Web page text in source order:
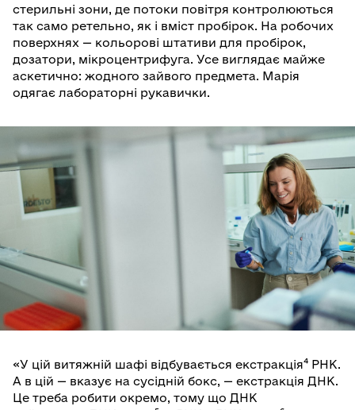
стерильні зони, де потоки повітря контролюються
так само ретельно, як і вміст пробірок. На робочих
поверхнях — кольорові штативи для пробірок,
дозатори, мікроцентрифуга. Усе виглядає майже
аскетично: жодного зайвого предмета. Марія
одягає лабораторні рукавички.
«У цій витяжній шафі відбувається екстракція⁴ РНК.
А в цій — вказує на сусідній бокс, — екстракція ДНК.
Це треба робити окремо, тому що ДНК